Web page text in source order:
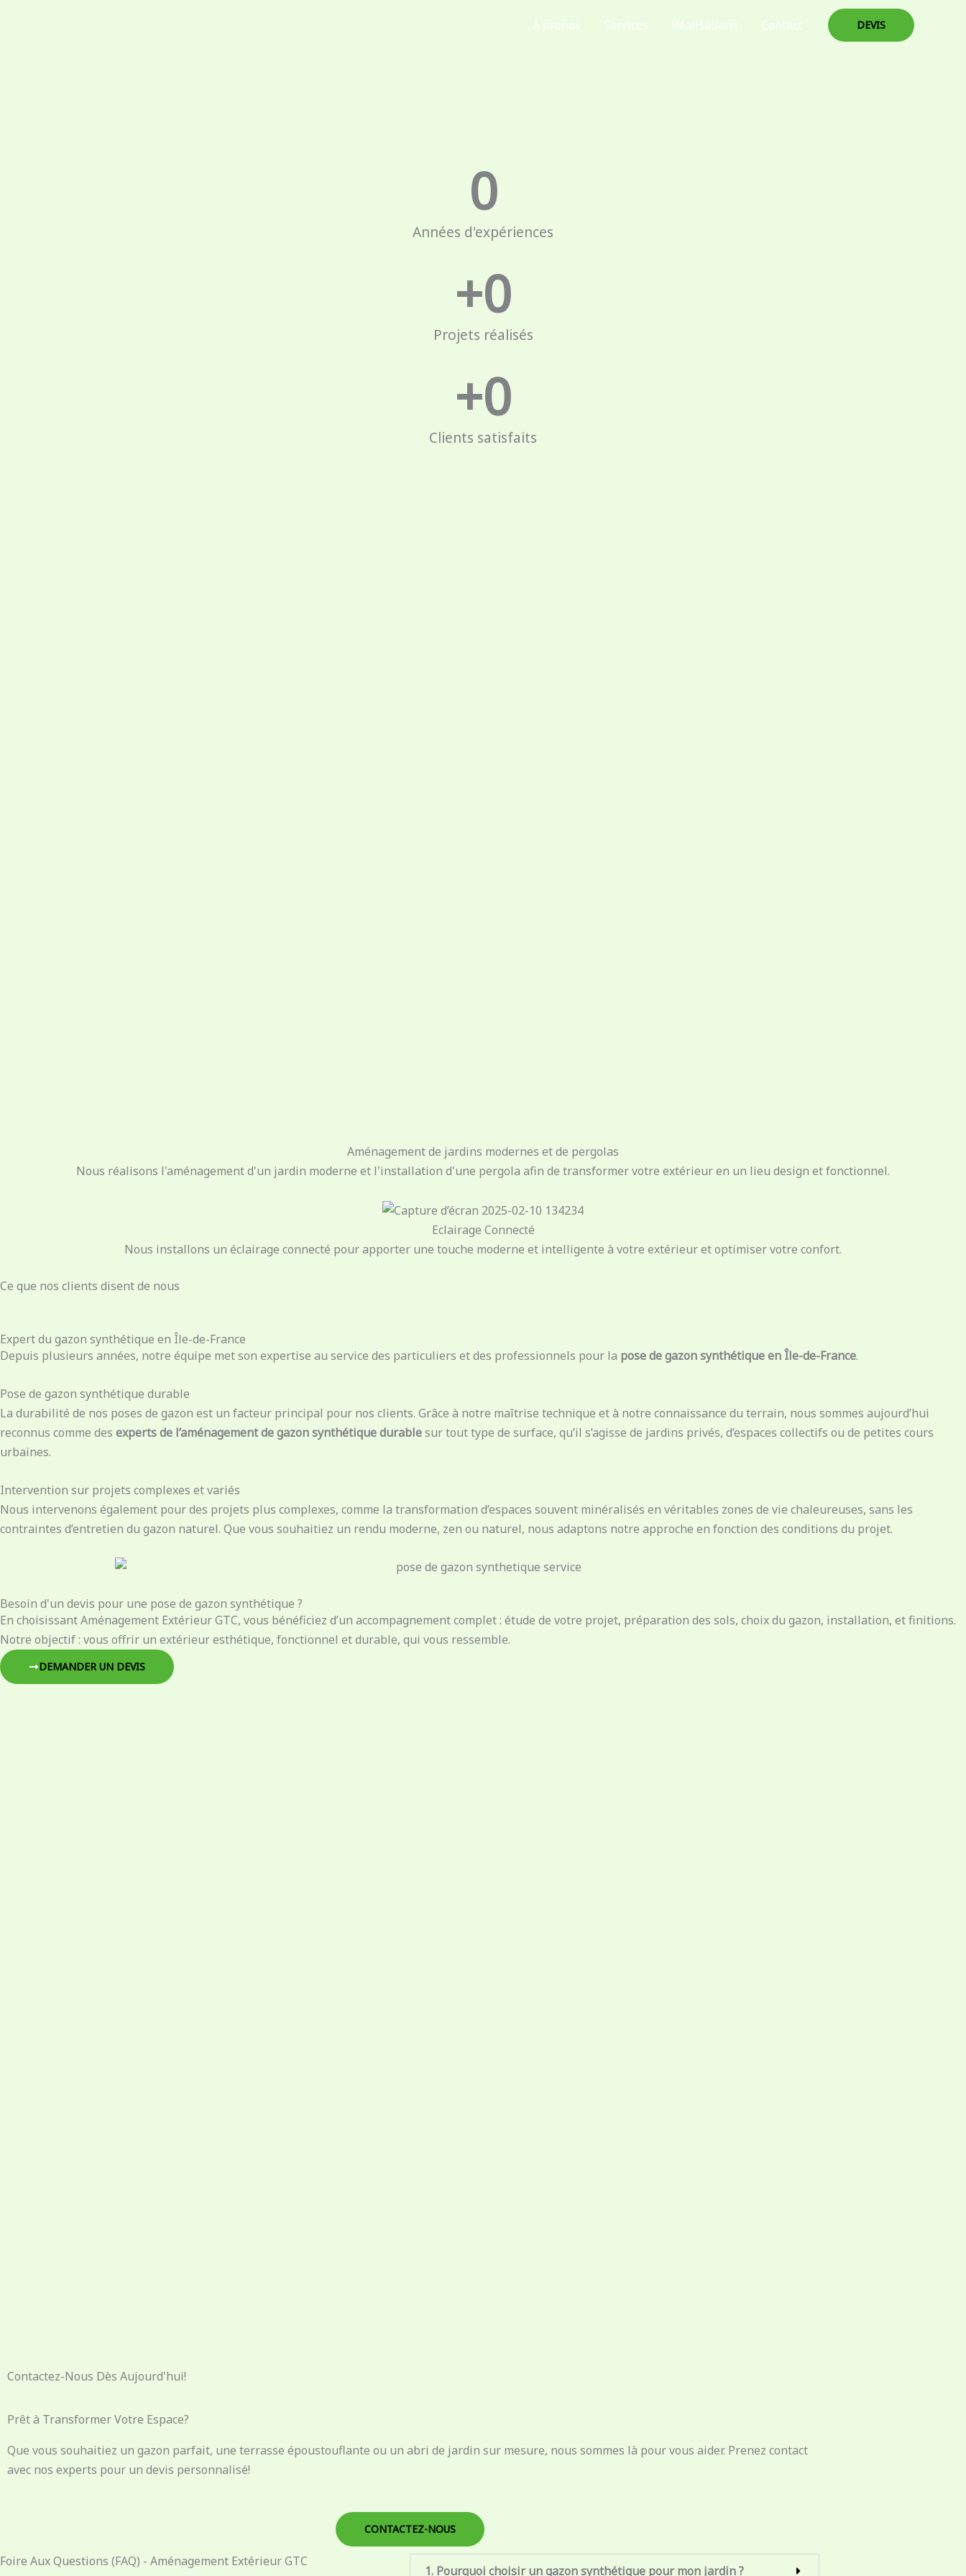
À propos Services Réalisations Contact DEVIS
Années d'expériences
0
Projets réalisés
+0
Clients satisfaits
+0
Aménagement de jardins modernes et de pergolas
Nous réalisons l'aménagement d'un jardin moderne et l'installation d'une pergola afin de transformer votre extérieur en un lieu design et fonctionnel.
Eclairage Connecté
Nous installons un éclairage connecté pour apporter une touche moderne et intelligente à votre extérieur et optimiser votre confort.
Ce que nos clients disent de nous
Expert du gazon synthétique en Île-de-France
Depuis plusieurs années, notre équipe met son expertise au service des particuliers et des professionnels pour la pose de gazon synthétique en Île-de-France.
Pose de gazon synthétique durable
La durabilité de nos poses de gazon est un facteur principal pour nos clients. Grâce à notre maîtrise technique et à notre connaissance du terrain, nous sommes aujourd’hui
reconnus comme des experts de l’aménagement de gazon synthétique durablesur tout type de surface, qu’il s’agisse de jardins privés, d’espaces collectifs ou de petites cours
urbaines.
Intervention sur projets complexes et variés
Nous intervenons également pour des projets plus complexes, comme la transformation d’espaces souvent minéralisés en véritables zones de vie chaleureuses, sans les
contraintes d’entretien du gazon naturel. Que vous souhaitiez un rendu moderne, zen ou naturel, nous adaptons notre approche en fonction des conditions du projet.
Besoin d'un devis pour une pose de gazon synthétique ?
En choisissant Aménagement Extérieur GTC, vous bénéficiez d’un accompagnement complet : étude de votre projet, préparation des sols, choix du gazon, installation, et finitions.
Notre objectif : vous offrir un extérieur esthétique, fonctionnel et durable, qui vous ressemble.
DEMANDER UN DEVIS
Contactez-Nous Dès Aujourd'hui!
Prêt à Transformer Votre Espace?
Que vous souhaitiez un gazon parfait, une terrasse époustouflante ou un abri de jardin sur mesure, nous sommes là pour vous aider. Prenez contact
avec nos experts pour un devis personnalisé!
CONTACTEZ-NOUS
Foire Aux Questions (FAQ) - Aménagement Extérieur GTC
1. Pourquoi choisir un gazon synthétique pour mon jardin ?